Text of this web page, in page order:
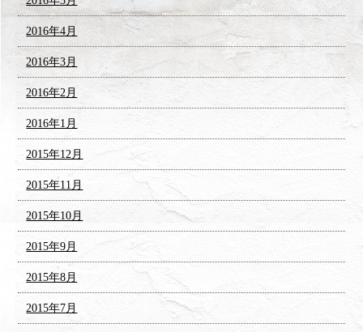
2016年4月
2016年3月
2016年2月
2016年1月
2015年12月
2015年11月
2015年10月
2015年9月
2015年8月
2015年7月